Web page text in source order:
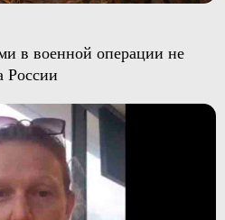
в военной операции не
России